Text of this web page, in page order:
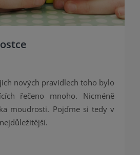
nových pravidlech toho bylo
řečeno mnoho. Nicméně
moudrosti. Pojďme si tedy v